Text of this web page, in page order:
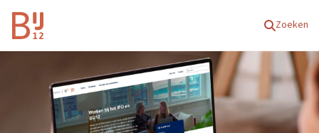
Homepagina Zoeken